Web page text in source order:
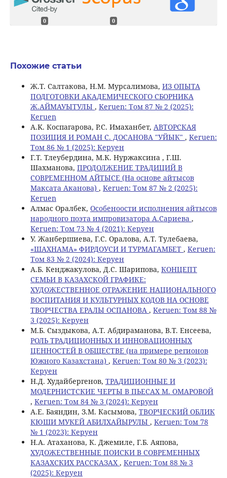
0 0
Похожие статьи
Ж.Т. Салтакова, Н.М. Мурсалимова, ИЗ ОПЫТА
ПОДГОТОВКИ АКАДЕМИЧЕСКОГО СБОРНИКА
Ж.АЙМАУЫТУЛЫ , Keruen: Том 87 № 2 (2025):
Keruen
A.K. Коспагарова, Р.С. Имаханбет, АВТОРСКАЯ
ПОЗИЦИЯ И РОМАН С. ДОСАНОВА "УЙЫК" , Keruen:
Том 86 № 1 (2025): Керуен
Г.Т. Тлеубердина, М.К. Нуржаксина , Г.Ш.
Шахманова, ПРОДОЛЖЕНИЕ ТРАДИЦИЙ В
СОВРЕМЕННОМ АЙТЫСЕ (На основе айтысов
Максата Аканова) , Keruen: Том 87 № 2 (2025):
Keruen
Алмас Оралбек, Особеноости исполнения айтысов
народного поэта импровизатора А.Сариева ,
Keruen: Том 73 № 4 (2021): Керуен
У. Жанбершиева, Г.С. Оралова, А.Т. Тулебаева,
«ШАХНАМА» ФИРДОУСИ И ТУРМАГАМБЕТ , Keruen:
Том 83 № 2 (2024): Керуен
А.Б. Кенджакулова, Д.С. Шарипова, КОНЦЕПТ
СЕМЬИ В КАЗАХСКОЙ ГРАФИКЕ:
ХУДОЖЕСТВЕННОЕ ОТРАЖЕНИЕ НАЦИОНАЛЬНОГО
ВОСПИТАНИЯ И КУЛЬТУРНЫХ КОДОВ НА ОСНОВЕ
ТВОРЧЕСТВА ЕРАЛЫ ОСПАНОВА , Keruen: Том 88 №
3 (2025): Керуен
М.Б. Сыздыкова, A.T. Абдираманова, В.Т. Енcеева,
РОЛЬ ТРАДИЦИОННЫХ И ИННОВАЦИОННЫХ
ЦЕННОСТЕЙ В ОБЩЕСТВЕ (на примере регионов
Южного Казахстана) , Keruen: Том 80 № 3 (2023):
Керуен
Н.Д. Худайбергенов, ТРАДИЦИОННЫЕ И
МОДЕРНИСТСКИЕ ЧЕРТЫ В ПЬЕСАХ М. ОМАРОВОЙ
, Keruen: Том 84 № 3 (2024): Керуен
A.E. Баяндин, З.М. Касымова, ТВОРЧЕСКИЙ ОБЛИК
КЮШИ МУКЕЙ АБИЛХАЙЫРУЛЫ , Keruen: Том 78
№ 1 (2023): Керуен
Н.А. Атаханова, К. Джемиле, Г.Б. Аяпова,
ХУДОЖЕСТВЕННЫЕ ПОИСКИ В СОВРЕМЕННЫХ
КАЗАХСКИХ РАССКАЗАХ , Keruen: Том 88 № 3
(2025): Керуен